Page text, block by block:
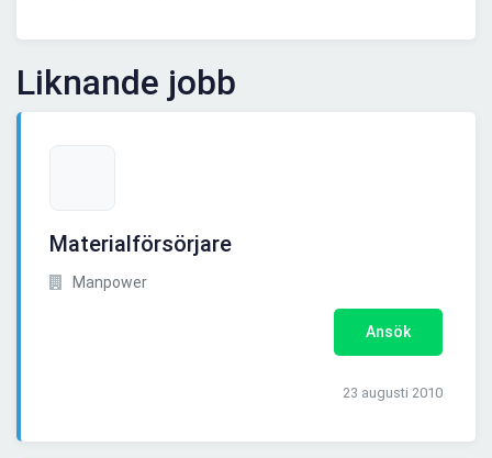
Liknande jobb
Materialförsörjare
Manpower
Ansök
23 augusti 2010